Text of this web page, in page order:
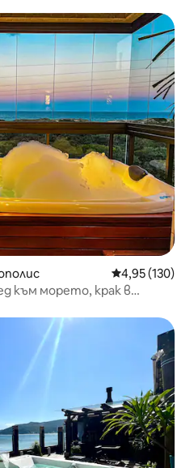
Средна
4,95 (130)
към морето, крак в